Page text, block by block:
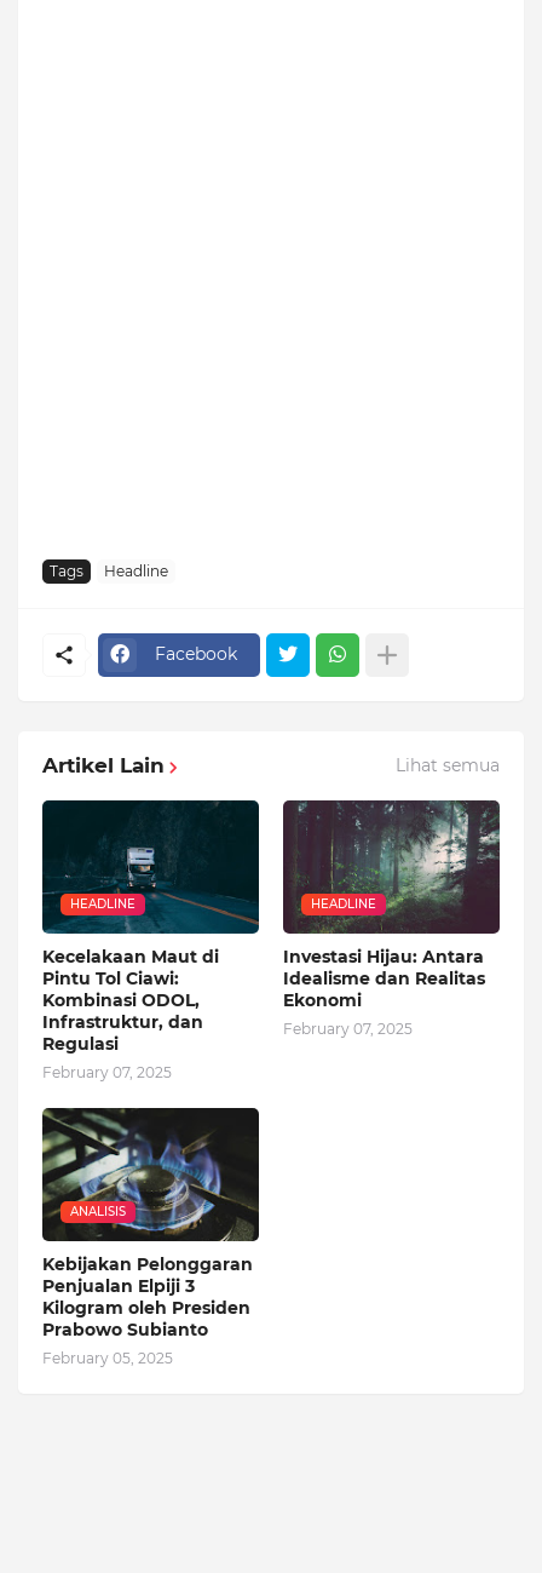
Tags Headline
Facebook
Artikel Lain Lihat semua
HEADLINE
Kecelakaan Maut di
Pintu Tol Ciawi:
Kombinasi ODOL,
Infrastruktur, dan
Regulasi
February 07, 2025
HEADLINE
Investasi Hijau: Antara
Idealisme dan Realitas
Ekonomi
February 07, 2025
ANALISIS
Kebijakan Pelonggaran
Penjualan Elpiji 3
Kilogram oleh Presiden
Prabowo Subianto
February 05, 2025